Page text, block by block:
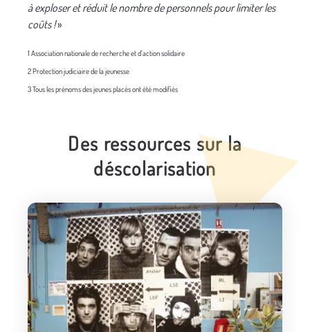
à exploser et réduit le nombre de personnels pour limiter les
coûts !»
1 Association nationale de recherche et d’action solidaire
2 Protection judiciaire de la jeunesse
3 Tous les prénoms des jeunes placés ont été modifiés
Des ressources sur la
déscolarisation